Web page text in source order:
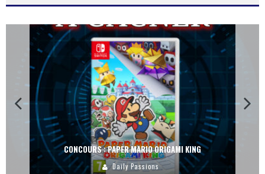
CONCOURS : DREAMS SUR PS4
Carlos Mühlig